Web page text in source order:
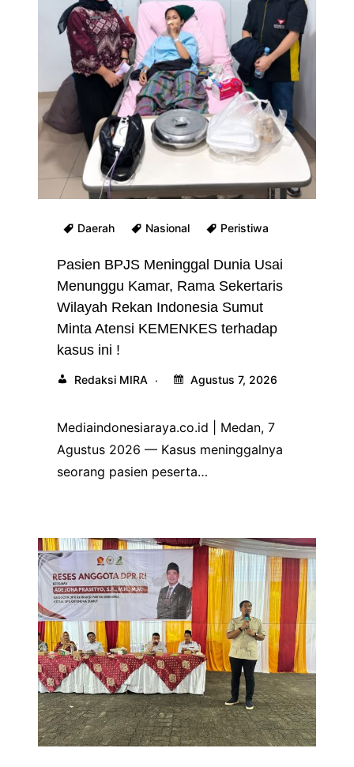
Daerah Nasional Peristiwa
Pasien BPJS Meninggal Dunia Usai
Menunggu Kamar, Rama Sekertaris
Wilayah Rekan Indonesia Sumut
Minta Atensi KEMENKES terhadap
kasus ini !
Redaksi MIRA Agustus 7, 2026
Mediaindonesiaraya.co.id | Medan, 7
Agustus 2026 — Kasus meninggalnya
seorang pasien peserta…